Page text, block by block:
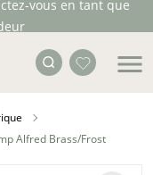
vous en tant que
Alfred Brass/Frost